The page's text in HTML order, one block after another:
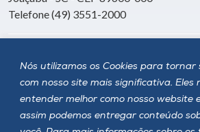
Nós utilizamos os Cookies para tornar
com nosso site mais significativa. Eles
entender melhor como nosso website
assim podemos entregar conteúdo
Telefone (49) 3551-2000
Siga a Unoesc